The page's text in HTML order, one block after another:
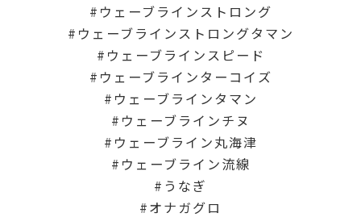
ウェーブラインストロング
ウェーブラインストロングタマン
ウェーブラインスピード
ウェーブラインターコイズ
ウェーブラインタマン
ウェーブラインチヌ
ウェーブライン丸海津
ウェーブライン流線
うなぎ
オナガグロ